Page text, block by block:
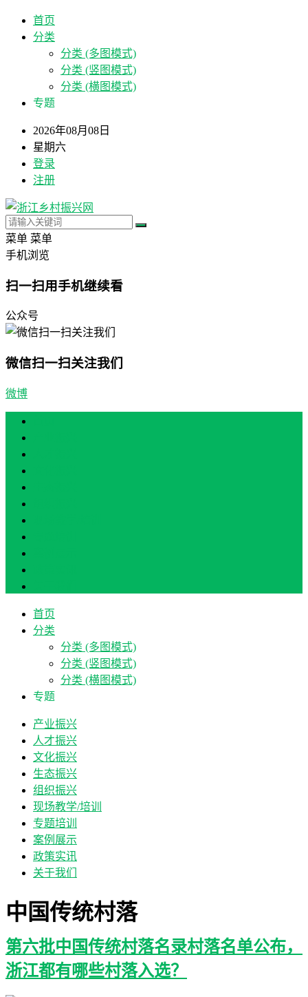
首页
分类
分类 (多图模式)
分类 (竖图模式)
分类 (横图模式)
专题
2026年08月08日
星期六
登录
注册
菜单 菜单
手机浏览
扫一扫用手机继续看
公众号
微信扫一扫关注我们
微博
首页
分类
分类 (多图模式)
分类 (竖图模式)
分类 (横图模式)
专题
产业振兴
人才振兴
文化振兴
生态振兴
组织振兴
现场教学/培训
专题培训
案例展示
政策实讯
关于我们
中国传统村落
第六批中国传统村落名录村落名单公布，
浙江都有哪些村落入选？